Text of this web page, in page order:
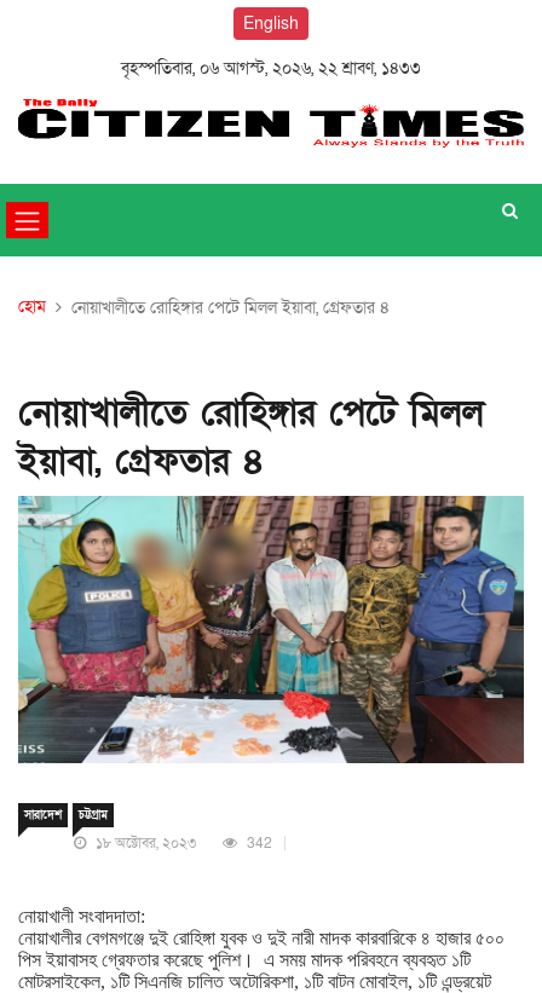
English
বৃহস্পতিবার, ০৬ আগস্ট, ২০২৬, ২২ শ্রাবণ, ১৪৩৩
হোম নোয়াখালীতে রোহিঙ্গার পেটে মিলল ইয়াবা, গ্রেফতার ৪
নোয়াখালীতে রোহিঙ্গার পেটে মিলল
ইয়াবা, গ্রেফতার ৪
সারাদেশ চট্টগ্রাম
১৮ অক্টোবর, ২০২৩ 342
নোয়াখালী সংবাদদাতা:
নোয়াখালীর বেগমগঞ্জে দুই রোহিঙ্গা যুবক ও দুই নারী মাদক কারবারিকে ৪ হাজার ৫০০
পিস ইয়াবাসহ গ্রেফতার করেছে পুলিশ। এ সময় মাদক পরিবহনে ব্যবহৃত ১টি
মোটরসাইকেল, ১টি সিএনজি চালিত অটোরিকশা, ১টি বাটন মোবাইল, ১টি এন্ড্রয়েট